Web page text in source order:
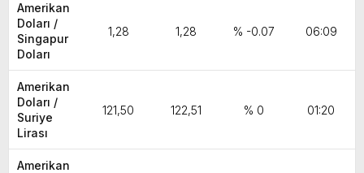
Amerikan
Doları /
Singapur
Doları
1,28 1,28 % -0.07 06:09
Amerikan
Doları /
Suriye
Lirası
121,50 122,51 % 0 01:20
Amerikan